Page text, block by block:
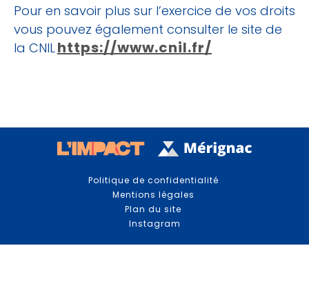
Pour en savoir plus sur l’exercice de vos droits
vous pouvez également consulter le site de
la CNILhttps://www.cnil.fr/
Politique de confidentialité
Mentions légales
Plan du site
Instagram